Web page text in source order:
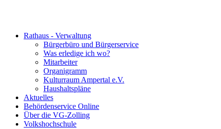
Rathaus - Verwaltung
Bürgerbüro und Bürgerservice
Was erledige ich wo?
Mitarbeiter
Organigramm
Kulturraum Ampertal e.V.
Haushaltspläne
Aktuelles
Behördenservice Online
Über die VG-Zolling
Volkshochschule